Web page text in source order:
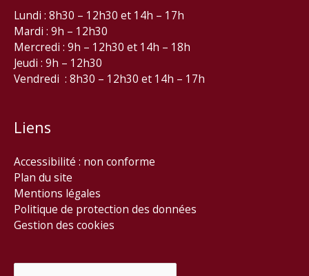
Lundi : 8h30 – 12h30 et 14h – 17h
Mardi : 9h – 12h30
Mercredi : 9h – 12h30 et 14h – 18h
Jeudi : 9h – 12h30
Vendredi : 8h30 – 12h30 et 14h – 17h
Liens
Accessibilité : non conforme
Plan du site
Mentions légales
Politique de protection des données
Gestion des cookies